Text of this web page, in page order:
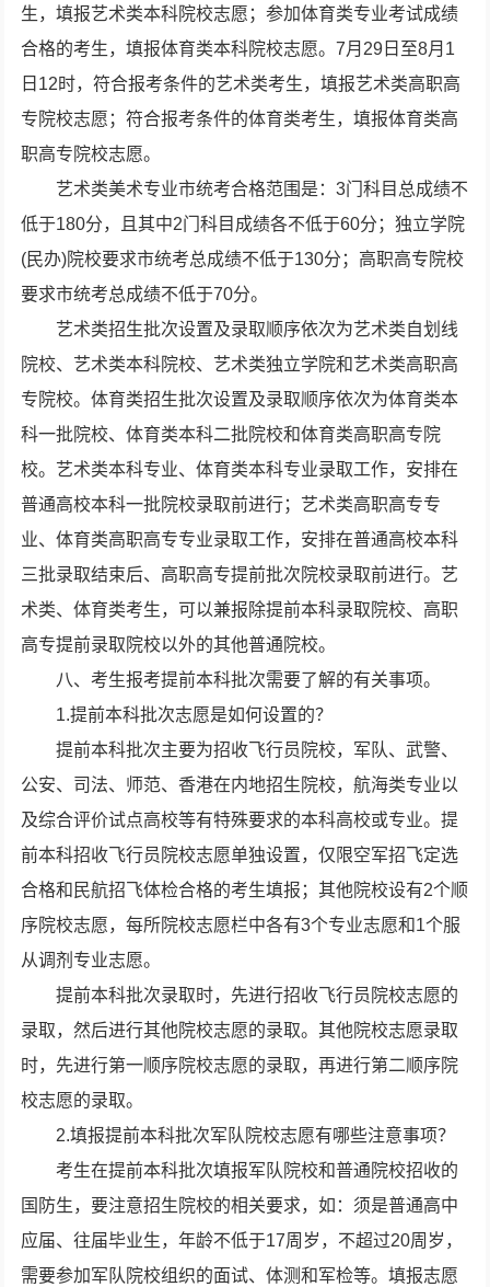
生，填报艺术类本科院校志愿；参加体育类专业考试成绩
合格的考生，填报体育类本科院校志愿。7月29日至8月1
日12时，符合报考条件的艺术类考生，填报艺术类高职高
专院校志愿；符合报考条件的体育类考生，填报体育类高
职高专院校志愿。
艺术类美术专业市统考合格范围是：3门科目总成绩不
低于180分，且其中2门科目成绩各不低于60分；独立学院
(民办)院校要求市统考总成绩不低于130分；高职高专院校
要求市统考总成绩不低于70分。
艺术类招生批次设置及录取顺序依次为艺术类自划线
院校、艺术类本科院校、艺术类独立学院和艺术类高职高
专院校。体育类招生批次设置及录取顺序依次为体育类本
科一批院校、体育类本科二批院校和体育类高职高专院
校。艺术类本科专业、体育类本科专业录取工作，安排在
普通高校本科一批院校录取前进行；艺术类高职高专专
业、体育类高职高专专业录取工作，安排在普通高校本科
三批录取结束后、高职高专提前批次院校录取前进行。艺
术类、体育类考生，可以兼报除提前本科录取院校、高职
高专提前录取院校以外的其他普通院校。
八、考生报考提前本科批次需要了解的有关事项。
1.提前本科批次志愿是如何设置的？
提前本科批次主要为招收飞行员院校，军队、武警、
公安、司法、师范、香港在内地招生院校，航海类专业以
及综合评价试点高校等有特殊要求的本科高校或专业。提
前本科招收飞行员院校志愿单独设置，仅限空军招飞定选
合格和民航招飞体检合格的考生填报；其他院校设有2个顺
序院校志愿，每所院校志愿栏中各有3个专业志愿和1个服
从调剂专业志愿。
提前本科批次录取时，先进行招收飞行员院校志愿的
录取，然后进行其他院校志愿的录取。其他院校志愿录取
时，先进行第一顺序院校志愿的录取，再进行第二顺序院
校志愿的录取。
2.填报提前本科批次军队院校志愿有哪些注意事项？
考生在提前本科批次填报军队院校和普通院校招收的
国防生，要注意招生院校的相关要求，如：须是普通高中
应届、往届毕业生，年龄不低于17周岁，不超过20周岁，
需要参加军队院校组织的面试、体测和军检等。填报志愿